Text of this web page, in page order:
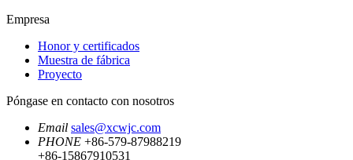
Empresa
Honor y certificados
Muestra de fábrica
Proyecto
Póngase en contacto con nosotros
Email sales@xcwjc.com
PHONE +86-579-87988219
+86-15867910531